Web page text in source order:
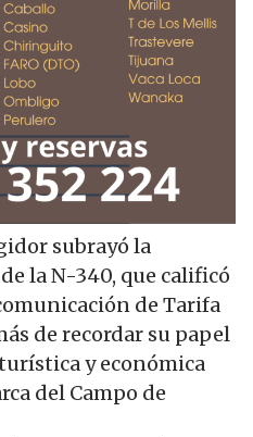
subrayó la
la N-340, que calificó
de Tarifa
de recordar su papel
y económica
del Campo de